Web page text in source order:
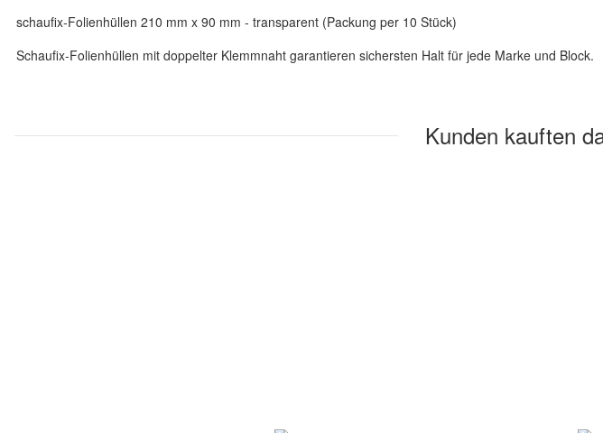
schaufix-Folienhüllen 210 mm x 90 mm - transparent (Packung per 10 Stück)
Schaufix-Folienhüllen mit doppelter Klemmnaht garantieren sichersten Halt für jede Marke und Block.
Kunden kauften